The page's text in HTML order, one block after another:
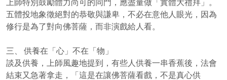
五體投地象徵絕對的恭敬與謙卑，不必在意他人眼光，因為
修行是為了對向佛菩薩，而非演戲給人看。
三、 供養在「心」不在「物」
談及供養，上師風趣地提到，有些人供養一串香蕉後，法會
結束又急著拿走，「這是在讓佛菩薩看戲，不是真心供